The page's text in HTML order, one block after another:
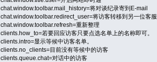
chat.window.toolbar.mail_history=将对谈纪录寄到E-mail
chat.window.toolbar.redirect_user=将访客转移到另一位客服
chat.window.toolbar.refresh=重新整理
clients.how_to=若要回应访客只要点选名单上的名称即可。
clients.intro=显示等候中访客名单。
clients.no_clients=目前没有等候中的访客
clients.queue.chat=对话中的访客